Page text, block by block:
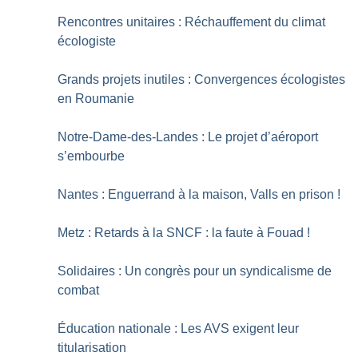
Rencontres unitaires : Réchauffement du climat
écologiste
Grands projets inutiles : Convergences écologistes
en Roumanie
Notre-Dame-des-Landes : Le projet d’aéroport
s’embourbe
Nantes : Enguerrand à la maison, Valls en prison !
Metz : Retards à la SNCF : la faute à Fouad !
Solidaires : Un congrès pour un syndicalisme de
combat
Éducation nationale : Les AVS exigent leur
titularisation